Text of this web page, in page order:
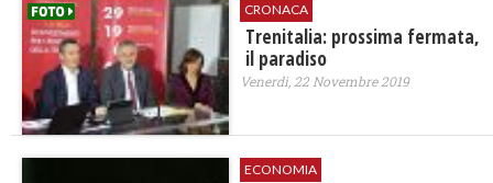
CRONACA
Trenitalia: prossima fermata,
il paradiso
Venerdì, 22 Novembre 2019
ECONOMIA